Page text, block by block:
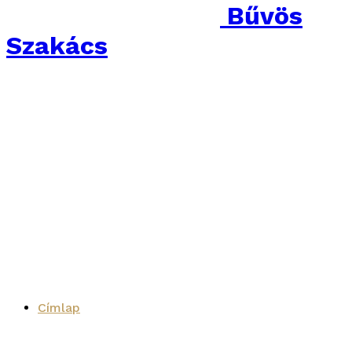
Bűvös
Szakács
Címlap